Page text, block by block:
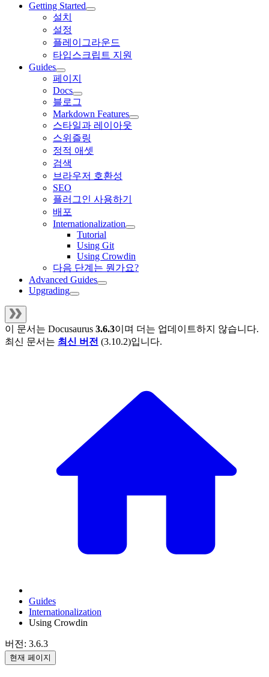
Getting Started
설치
설정
플레이그라운드
타입스크립트 지원
Guides
페이지
Docs
블로그
Markdown Features
스타일과 레이아웃
스위즐링
정적 애셋
검색
브라우저 호환성
SEO
플러그인 사용하기
배포
Internationalization
Tutorial
Using Git
Using Crowdin
다음 단계는 뭔가요?
Advanced Guides
Upgrading
이 문서는 Docusaurus 3.6.3이며 더는 업데이트하지 않습니다.
최신 문서는 최신 버전 (3.10.2)입니다.
Guides
Internationalization
Using Crowdin
버전: 3.6.3
현재 페이지